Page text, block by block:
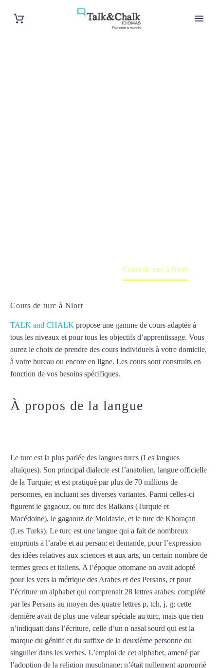
Cours de turc à Niort
Cours de turc à Niort
TALK and CHALK propose une gamme de cours adaptée à
tous les niveaux et pour tous les objectifs d’apprentissage. Vous
aurez le choix de prendre des cours individuels à votre domicile,
à votre bureau ou encore en ligne. Les cours sont construits en
fonction de vos besoins spécifiques.
À propos de la langue
Le turc est la plus parlée des langues turcs (Les langues
altaïques). Son principal dialecte est l’anatolien, langue officielle
de la Turquie; et est pratiqué par plus de 70 millions de
personnes, en incluant ses diverses variantes. Parmi celles-ci
figurent le gagaouz, ou turc des Balkans (Turquie et
Macédoine), le gagaouz de Moldavie, et le turc de Khoraçan
(Les Turks). Le turc est une langue qui a fait de nombreux
emprunts à l’arabe et au persan; et demande, pour l’expression
des idées relatives aux sciences et aux arts, un certain nombre de
termes grecs et italiens. A l’époque ottomane on avait adopté
pour les vers la métrique des Arabes et des Persans, et pour
l’écriture un alphabet qui comprenait 28 lettres arabes; complété
par les Persans au moyen des quatre lettres p, tch, j, g; cette
dernière avait de plus une valeur spéciale au turc, mais que rien
n’indiquait dans l’écriture, celle d’un n nasal sourd qui est la
marque du génitif et du suffixe de la deuxième personne du
singulier dans les verbes. L’emploi de cet alphabet, amené par
l’adoption de la religion musulmane; n’était nullement approprié